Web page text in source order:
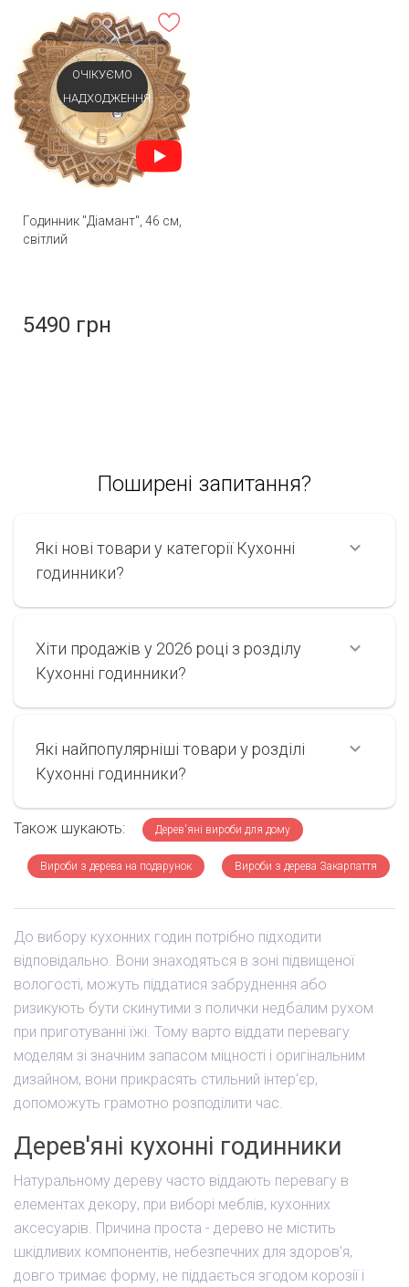
ОЧІКУЄМО
НАДХОДЖЕННЯ
Годинник "Діамант", 46 см,
світлий
5490 грн
Поширені запитання?
Які нові товари у категорії Кухонні
годинники?
Хіти продажів у 2026 році з розділу
Кухонні годинники?
Які найпопулярніші товари у розділі
Кухонні годинники?
Також шукають: Дерев'яні вироби для дому
Вироби з дерева на подарунок Вироби з дерева Закарпаття
До вибору кухонних годин потрібно підходити
відповідально. Вони знаходяться в зоні підвищеної
вологості, можуть піддатися забруднення або
ризикують бути скинутими з полички недбалим рухом
при приготуванні їжі. Тому варто віддати перевагу
моделям зі значним запасом міцності і оригінальним
дизайном, вони прикрасять стильний інтер'єр,
допоможуть грамотно розподілити час.
Дерев'яні кухонні годинники
Натуральному дереву часто віддають перевагу в
елементах декору, при виборі меблів, кухонних
аксесуарів. Причина проста - дерево не містить
шкідливих компонентів, небезпечних для здоров'я,
довго тримає форму, не піддається згодом корозії і